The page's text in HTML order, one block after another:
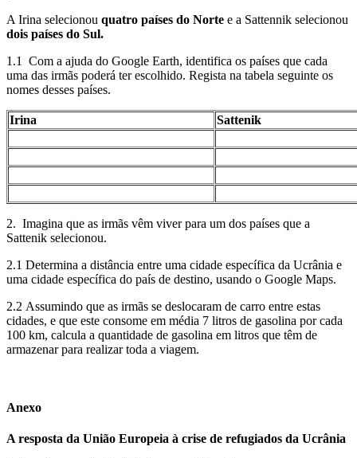
A Irina selecionou quatro países do Norte e a Sattennik selecionou
dois países do Sul.
1.1 Com a ajuda do Google Earth, identifica os países que cada
uma das irmãs poderá ter escolhido. Regista na tabela seguinte os
nomes desses países.
Irina Sattenik
2. Imagina que as irmãs vêm viver para um dos países que a
Sattenik selecionou.
2.1 Determina a distância entre uma cidade específica da Ucrânia e
uma cidade específica do país de destino, usando o Google Maps.
2.2 Assumindo que as irmãs se deslocaram de carro entre estas
cidades, e que este consome em média 7 litros de gasolina por cada
100 km, calcula a quantidade de gasolina em litros que têm de
armazenar para realizar toda a viagem.
Anexo
A resposta da União Europeia à crise de refugiados da Ucrânia